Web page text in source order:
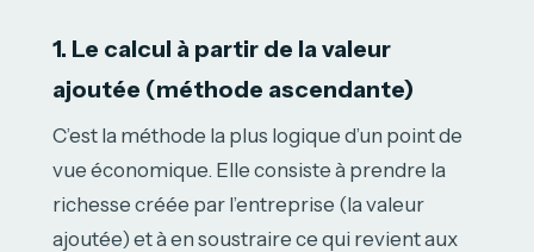
1. Le calcul à partir de la valeur
ajoutée (méthode ascendante)
C’est la méthode la plus logique d’un point de
vue économique. Elle consiste à prendre la
richesse créée par l’entreprise (la valeur
ajoutée) et à en soustraire ce qui revient aux